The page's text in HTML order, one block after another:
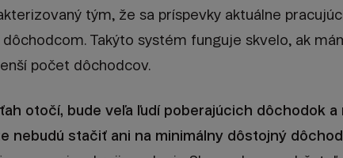
tým, že sa príspevky aktuálne
Takýto systém funguje skvelo, ak
počet dôchodcov.
otočí, bude veľa ľudí poberajúcich dôchodok
nebudú stačiť ani na minimálny dôstojný